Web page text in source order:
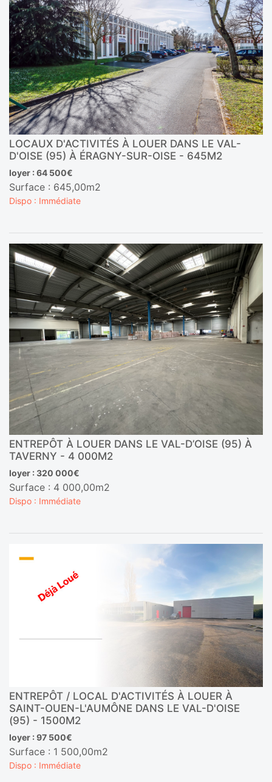
LOCAUX D'ACTIVITÉS À LOUER DANS LE VAL-
D'OISE (95) À ÉRAGNY-SUR-OISE - 645M2
loyer : 64 500€
Surface : 645,00m2
Dispo : Immédiate
ENTREPÔT À LOUER DANS LE VAL-D’OISE (95) À
TAVERNY - 4 000M2
loyer : 320 000€
Surface : 4 000,00m2
Dispo : Immédiate
ENTREPÔT / LOCAL D'ACTIVITÉS À LOUER À
SAINT-OUEN-L'AUMÔNE DANS LE VAL-D'OISE
(95) - 1500M2
loyer : 97 500€
Surface : 1 500,00m2
Dispo : Immédiate